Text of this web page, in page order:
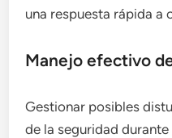
una respuesta rápida a
Manejo efectivo
Gestionar posibles
de la seguridad